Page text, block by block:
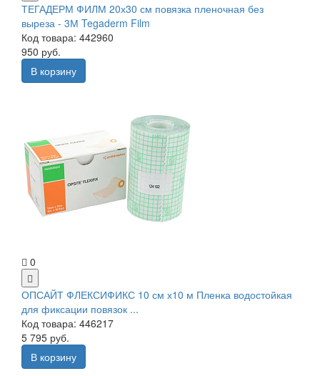
ТЕГАДЕРМ ФИЛМ 20х30 см повязка пленочная без
выреза - 3М Tegaderm Film
Код товара: 442960
950 руб.
В корзину
0
ОПСАЙТ ФЛЕКСИФИКС 10 см х10 м Пленка водостойкая
для фиксации повязок ...
Код товара: 446217
5 795 руб.
В корзину